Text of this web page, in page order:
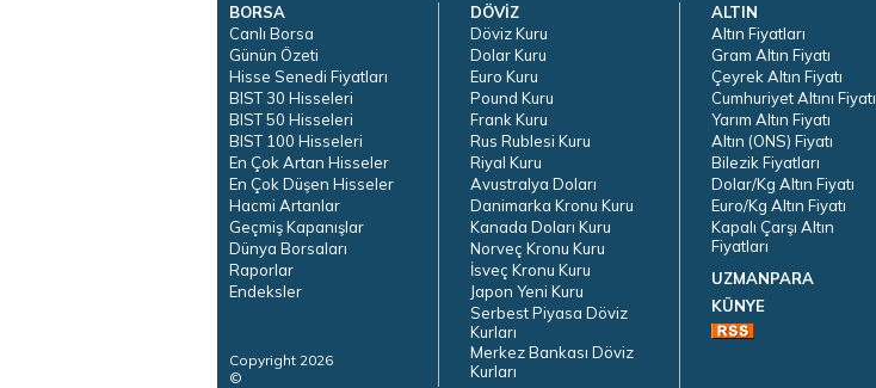
BORSA
Canlı Borsa
Günün Özeti
Hisse Senedi Fiyatları
BIST 30 Hisseleri
BIST 50 Hisseleri
BIST 100 Hisseleri
En Çok Artan Hisseler
En Çok Düşen Hisseler
Hacmi Artanlar
Geçmiş Kapanışlar
Dünya Borsaları
Raporlar
Endeksler
Copyright 2026
©
DÖVİZ
Döviz Kuru
Dolar Kuru
Euro Kuru
Pound Kuru
Frank Kuru
Rus Rublesi Kuru
Riyal Kuru
Avustralya Doları
Danimarka Kronu Kuru
Kanada Doları Kuru
Norveç Kronu Kuru
İsveç Kronu Kuru
Japon Yeni Kuru
Serbest Piyasa Döviz
Kurları
Merkez Bankası Döviz
Kurları
ALTIN
Altın Fiyatları
Gram Altın Fiyatı
Çeyrek Altın Fiyatı
Cumhuriyet Altını Fiyatı
Yarım Altın Fiyatı
Altın (ONS) Fiyatı
Bilezik Fiyatları
Dolar/Kg Altın Fiyatı
Euro/Kg Altın Fiyatı
Kapalı Çarşı Altın
Fiyatları
UZMANPARA
KÜNYE